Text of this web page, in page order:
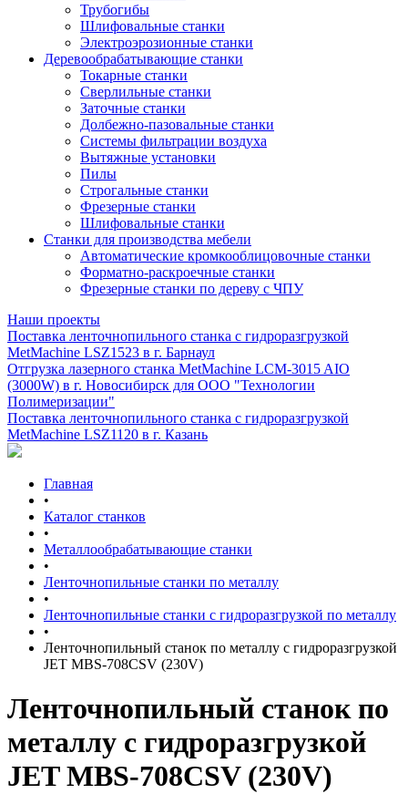
Трубогибы
Шлифовальные станки
Электроэрозионные станки
Деревообрабатывающие станки
Токарные станки
Сверлильные станки
Заточные станки
Долбежно-пазовальные станки
Системы фильтрации воздуха
Вытяжные установки
Пилы
Строгальные станки
Фрезерные станки
Шлифовальные станки
Станки для производства мебели
Автоматические кромкооблицовочные станки
Форматно-раскроечные станки
Фрезерные станки по дереву с ЧПУ
Наши проекты
Поставка ленточнопильного станка c гидроразгрузкой
MetMachine LSZ1523 в г. Барнаул
Отгрузка лазерного станка MetMachine LCM-3015 AIO
(3000W) в г. Новосибирск для ООО "Технологии
Полимеризации"
Поставка ленточнопильного станка c гидроразгрузкой
MetMachine LSZ1120 в г. Казань
Главная
•
Каталог станков
•
Металлообрабатывающие станки
•
Ленточнопильные станки по металлу
•
Ленточнопильные станки с гидроразгрузкой по металлу
•
Ленточнопильный станок по металлу с гидроразгрузкой
JET MBS-708CSV (230V)
Ленточнопильный станок по
металлу с гидроразгрузкой
JET MBS-708CSV (230V)